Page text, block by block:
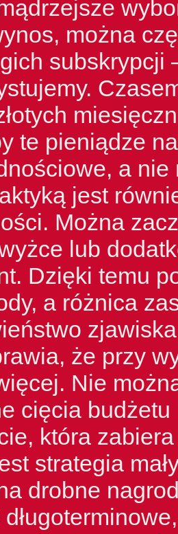
można
subskrypcji
te pieniądze
a nie
jest
Można
lub
Dzięki temu
a różnica
że przy
Nie
cięcia
która
strategia
drobne